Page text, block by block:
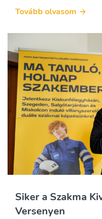
Tovább olvasom
Siker a Szakma
Versenyen